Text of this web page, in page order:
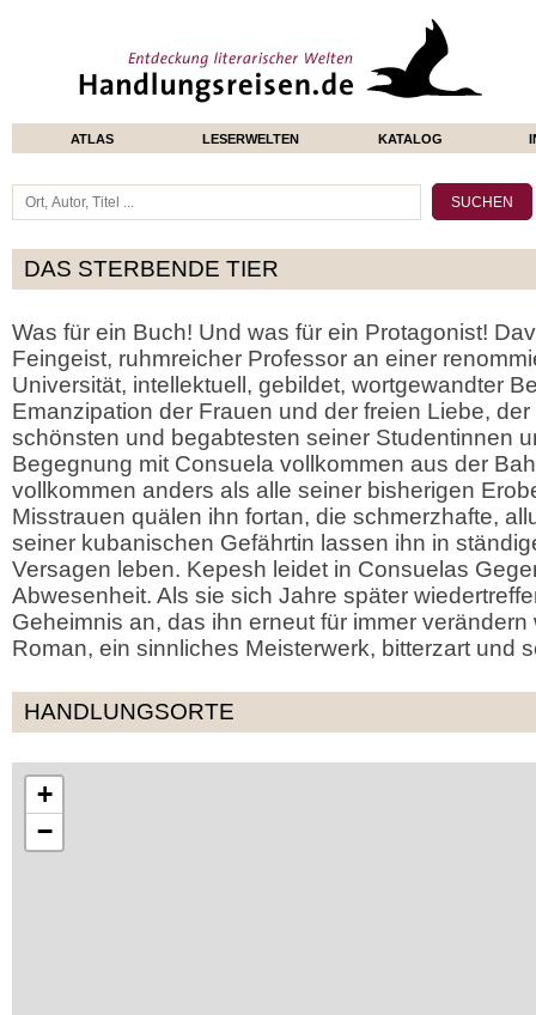
ATLAS LESERWELTEN KATALOG
DAS STERBENDE TIER
Was für ein Buch! Und was für ein Protagonist!
Feingeist, ruhmreicher Professor an einer
Universität, intellektuell, gebildet, wortgewandter
Emanzipation der Frauen und der freien Liebe,
schönsten und begabtesten seiner Studentinnen
Begegnung mit Consuela vollkommen aus der
vollkommen anders als alle seiner bisherigen
Misstrauen quälen ihn fortan, die schmerzhafte,
seiner kubanischen Gefährtin lassen ihn in
Versagen leben. Kepesh leidet in Consuelas
Abwesenheit. Als sie sich Jahre später
Geheimnis an, das ihn erneut für immer verändern
Roman, ein sinnliches Meisterwerk, bitterzart und
HANDLUNGSORTE
+
−